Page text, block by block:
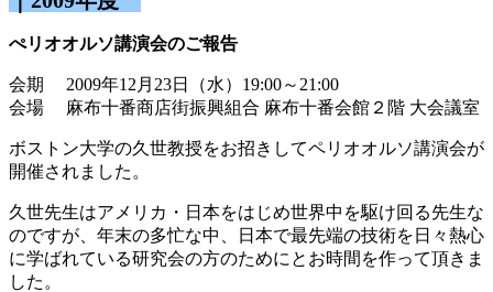
ぺリオオルソ講演会のご報告
会期 2009年12月23日（水）19:00～21:00
会場 麻布十番商店街振興組合 麻布十番会館２階 大会議室
ボストン大学の久世教授をお招きしてペリオオルソ講演会が
開催されました。
久世先生はアメリカ・日本をはじめ世界中を駆け回る先生な
のですが、年末の多忙な中、日本で最先端の技術を日々熱心
に学ばれている研究会の方のためにとお時間を作って頂きま
した。